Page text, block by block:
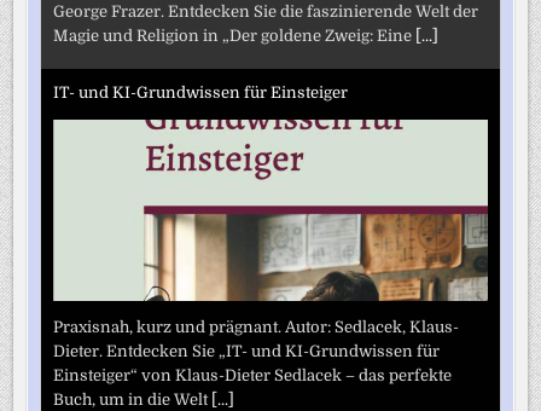
George Frazer. Entdecken Sie die faszinierende Welt der
Magie und Religion in „Der goldene Zweig: Eine [...]
IT- und KI-Grundwissen für Einsteiger
Praxisnah, kurz und prägnant. Autor: Sedlacek, Klaus-
Dieter. Entdecken Sie „IT- und KI-Grundwissen für
Einsteiger“ von Klaus-Dieter Sedlacek – das perfekte
Buch, um in die Welt [...]